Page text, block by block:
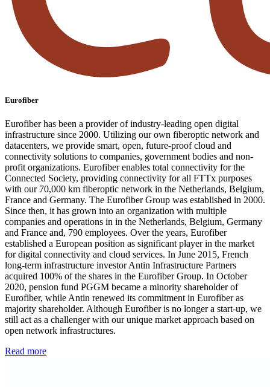
Eurofiber
Eurofiber has been a provider of industry-leading open digital
infrastructure since 2000. Utilizing our own fiberoptic network and
datacenters, we provide smart, open, future-proof cloud and
connectivity solutions to companies, government bodies and non-
profit organizations. Eurofiber enables total connectivity for the
Connected Society, providing connectivity for all FTTx purposes
with our 70,000 km fiberoptic network in the Netherlands, Belgium,
France and Germany. The Eurofiber Group was established in 2000.
Since then, it has grown into an organization with multiple
companies and operations in in the Netherlands, Belgium, Germany
and France and, 790 employees. Over the years, Eurofiber
established a European position as significant player in the market
for digital connectivity and cloud services. In June 2015, French
long-term infrastructure investor Antin Infrastructure Partners
acquired 100% of the shares in the Eurofiber Group. In October
2020, pension fund PGGM became a minority shareholder of
Eurofiber, while Antin renewed its commitment in Eurofiber as
majority shareholder. Although Eurofiber is no longer a start-up, we
still act as a challenger with our unique market approach based on
open network infrastructures.
Read more